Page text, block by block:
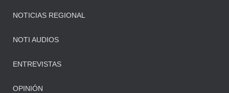
NOTICIAS REGIONAL
NOTI AUDIOS
ENTREVISTAS
OPINIÓN